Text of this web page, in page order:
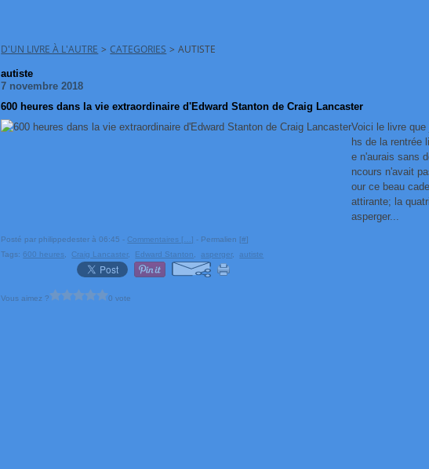
D'UN LIVRE À L'AUTRE > CATEGORIES > AUTISTE
autiste
7 novembre 2018
600 heures dans la vie extraordinaire d'Edward Stanton de Craig Lancaster
Voici le livre
hs de la rentrée
e n'aurais sans
ncours n'avait
our ce beau
attirante; la
asperger...
Posté par philippedester à 06:45 - Commentaires [ …] - Permalien [#]
Tags: 600 heures Craig Lancaster, Edward Stanton ,asperger,autiste
Vous aimez ? 0 vote